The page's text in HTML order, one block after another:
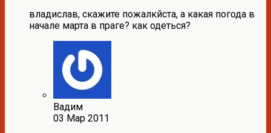
владислав, скажите пожалкйста, а какая погода в
начале марта в праге? как одеться?
Вадим
03 Мар 2011